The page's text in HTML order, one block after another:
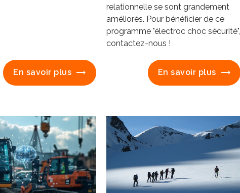
En savoir plus
relationnelle se sont grandement
améliorés. Pour bénéficier de ce
programme "électroc choc sécurité",
contactez-nous !
En savoir plus